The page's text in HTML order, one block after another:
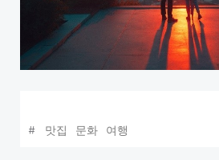
# 맛집 문화 여행